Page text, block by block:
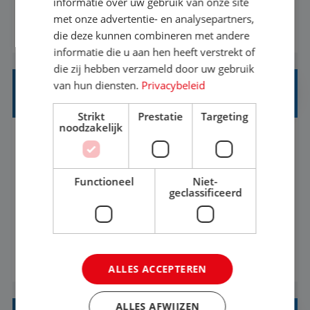
klantcontact te combineren met organisatorische
ondersteuning? Op ons Sunweb Group-kantoor in
Rotterdam zoeken we een daadkrachtige en
klantgerichte collega voor een unieke functie ...
BEKIJK VACATURE
INTERNSHIP TALENT ACQUISITION
Rotterdam 37-40+ uur
Internship: Talent Acquisition (HR
Recruitment)Sunweb Group is looking for an
enthusiastic Talent Acquisition intern to join our
work-along internship, where you become part
of the team and gain hands-on experience; not a
thesis assignment. If you’re excited about H...
BEKIJK VACATURE
met onze advertentie- en analysepartners,
die deze kunnen combineren met andere
informatie die u aan hen heeft verstrekt of
die zij hebben verzameld door uw gebruik
van hun diensten. Privacybeleid
Strikt
noodzakelijk
Prestatie Targeting
Functioneel
Niet-
geclassificeerd
ALLES ACCEPTEREN
ALLES AFWIJZEN